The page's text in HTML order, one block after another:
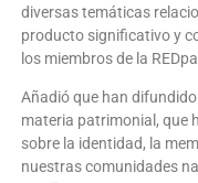
diversas temáticas
producto significativo y
los miembros de la
Añadió que han
materia patrimonial, que
sobre la identidad, la
nuestras comunidades